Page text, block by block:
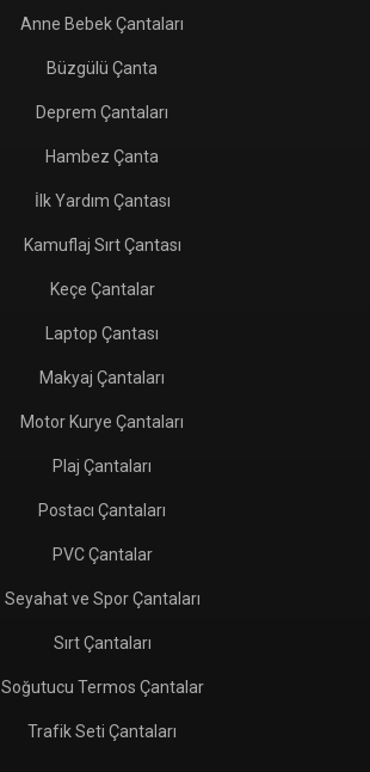
Anne Bebek Çantaları
Büzgülü Çanta
Deprem Çantaları
Hambez Çanta
İlk Yardım Çantası
Kamuflaj Sırt Çantası
Keçe Çantalar
Laptop Çantası
Makyaj Çantaları
Motor Kurye Çantaları
Plaj Çantaları
Postacı Çantaları
PVC Çantalar
Seyahat ve Spor Çantaları
Sırt Çantaları
Soğutucu Termos Çantalar
Trafik Seti Çantaları